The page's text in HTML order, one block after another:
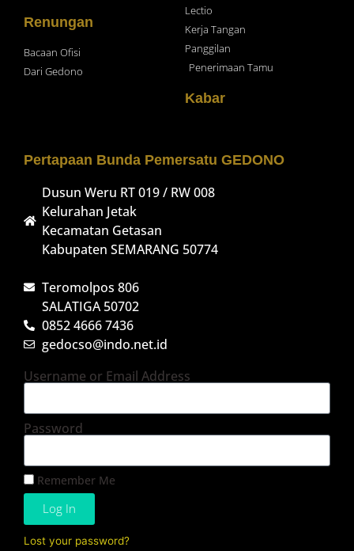
Renungan
Bacaan Ofisi
Dari Gedono
Lectio
Kerja Tangan
Panggilan
Penerimaan Tamu
Kabar
Pertapaan Bunda Pemersatu GEDONO
Dusun Weru RT 019 / RW 008
Kelurahan Jetak
Kecamatan Getasan
Kabupaten SEMARANG 50774
Teromolpos 806
SALATIGA 50702
0852 4666 7436
gedocso@indo.net.id
Username or Email Address
Password
Remember Me
Log In
Lost your password?